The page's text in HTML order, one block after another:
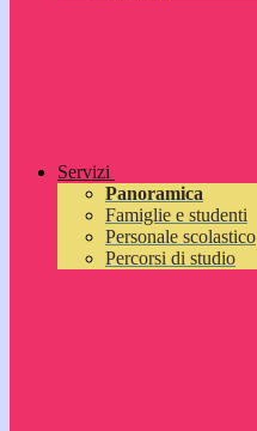
Servizi
Panoramica
Famiglie e studenti
Personale scolastico
Percorsi di studio